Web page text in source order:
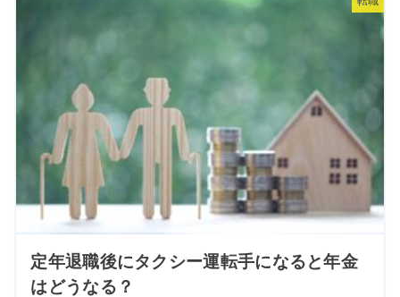
定年退職後にタクシー運転手になると年金
はどうなる？